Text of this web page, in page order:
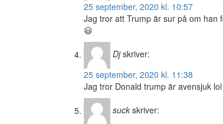
25 september, 2020 kl. 10:57
Jag tror att Trump är sur på om han
😃
Dj skriver:
25 september, 2020 kl. 11:38
Jag tror Donald trump är avensjuk lol
suck skriver: